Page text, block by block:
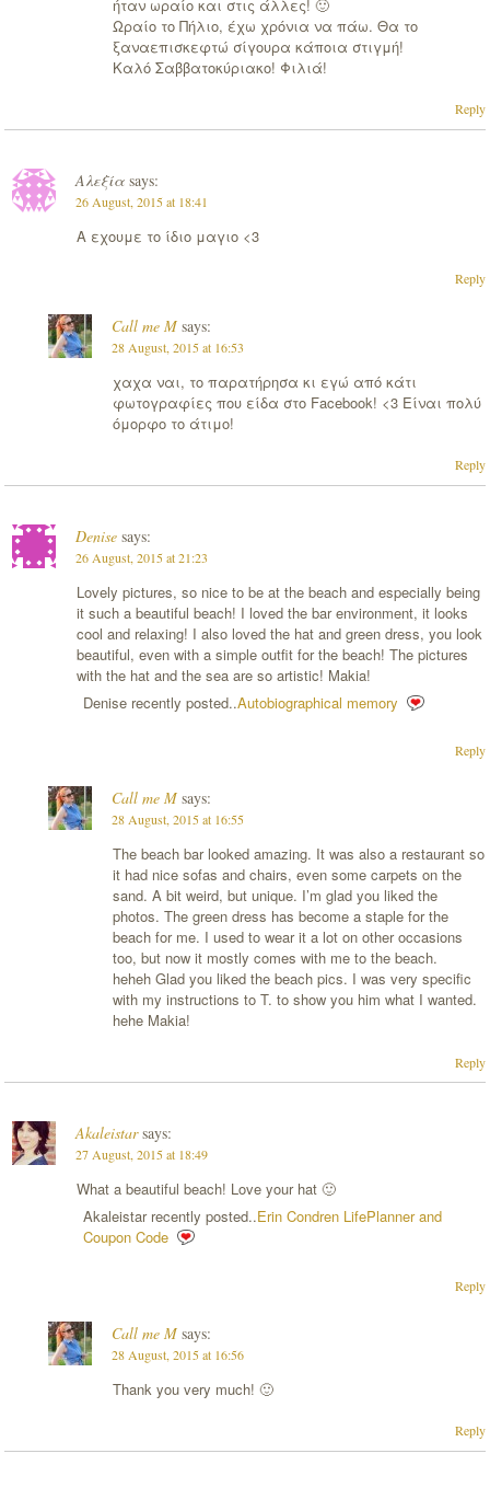
ήταν ωραίο και στις άλλες! 🙂
Ωραίο το Πήλιο, έχω χρόνια να πάω. Θα το
ξαναεπισκεφτώ σίγουρα κάποια στιγμή!
Καλό Σαββατοκύριακο! Φιλιά!
Reply
Αλεξία says:
26 August, 2015 at 18:41
A εχουμε το ίδιο μαγιο <3
Reply
Call me M says:
28 August, 2015 at 16:53
χαχα ναι, το παρατήρησα κι εγώ από κάτι
φωτογραφίες που είδα στο Facebook! <3 Είναι πολύ
όμορφο το άτιμο!
Reply
Denise says:
26 August, 2015 at 21:23
Lovely pictures, so nice to be at the beach and especially being
it such a beautiful beach! I loved the bar environment, it looks
cool and relaxing! I also loved the hat and green dress, you look
beautiful, even with a simple outfit for the beach! The pictures
with the hat and the sea are so artistic! Makia!
Denise recently posted..Autobiographical memory
Reply
Call me M says:
28 August, 2015 at 16:55
The beach bar looked amazing. It was also a restaurant so
it had nice sofas and chairs, even some carpets on the
sand. A bit weird, but unique. I’m glad you liked the
photos. The green dress has become a staple for the
beach for me. I used to wear it a lot on other occasions
too, but now it mostly comes with me to the beach.
heheh Glad you liked the beach pics. I was very specific
with my instructions to T. to show you him what I wanted.
hehe Makia!
Reply
Akaleistar says:
27 August, 2015 at 18:49
What a beautiful beach! Love your hat 🙂
Akaleistar recently posted..Erin Condren LifePlanner and
Coupon Code
Reply
Call me M says:
28 August, 2015 at 16:56
Thank you very much! 🙂
Reply